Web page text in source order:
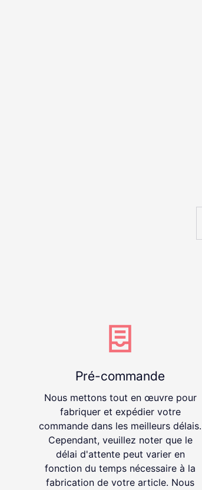
Pré-commande
Nous mettons tout en œuvre pour
fabriquer et expédier votre
commande dans les meilleurs délais.
Cependant, veuillez noter que le
délai d'attente peut varier en
fonction du temps nécessaire à la
fabrication de votre article. Nous